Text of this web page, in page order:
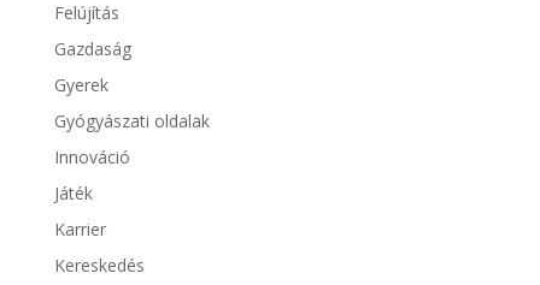
Felújítás
Gazdaság
Gyerek
Gyógyászati oldalak
Innováció
Játék
Karrier
Kereskedés